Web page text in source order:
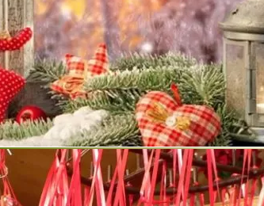
и монтаж на фамилни
стандарти за дом, вила, хотел и